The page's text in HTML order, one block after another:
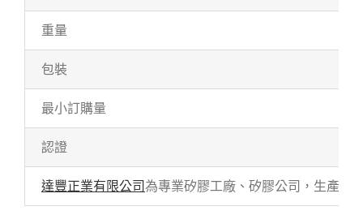
重量
包裝
最小訂購量
認證
達豐正業有限公司 為專業矽膠工廠、矽膠公司，生產各